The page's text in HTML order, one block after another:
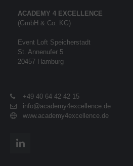
ACADEMY 4 EXCELLENCE
(GmbH & Co. KG)
Event Loft Speicherstadt
St. Annenufer 5
20457 Hamburg
+49 40 64 42 42 15
info@academy4excellence.de
www.academy4excellence.de